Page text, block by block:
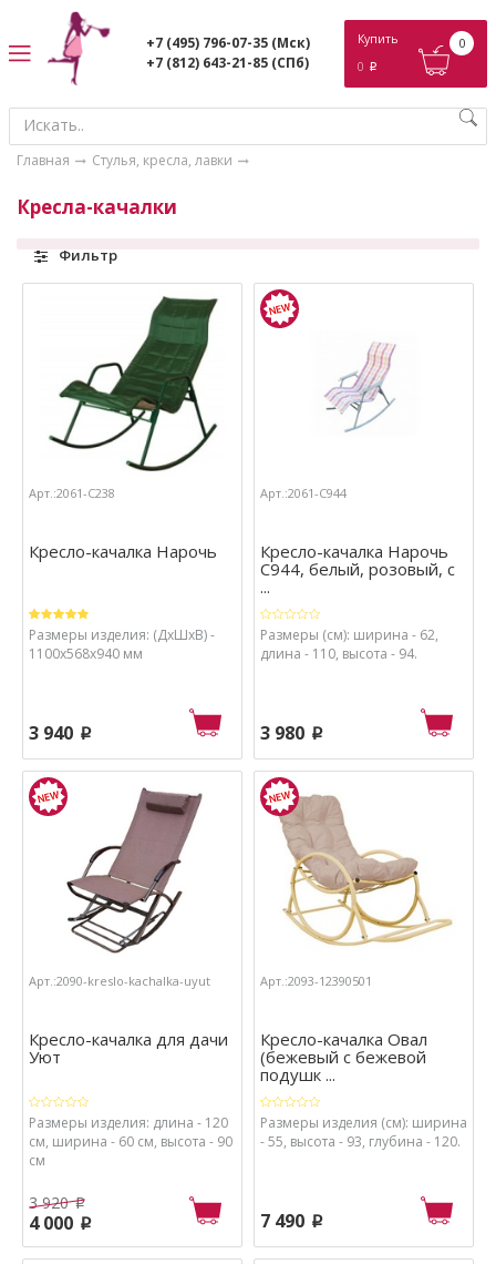
+7 (495) 796-07-35 (Мск)
+7 (812) 643-21-85 (СПб)
Купить
0 p
0
Главная Стулья, кресла, лавки
Кресла-качалки
Фильтр
Арт.:2061-С238
Кресло-качалка Нарочь
Размеры изделия: (ДхШхВ) -
1100х568х940 мм
3 940 p
Арт.:2061-С944
Кресло-качалка Нарочь
С944, белый, розовый, с
...
Размеры (см): ширина - 62,
длина - 110, высота - 94.
3 980 p
Арт.:2090-kreslo-kachalka-uyut
Кресло-качалка для дачи
Уют
Размеры изделия: длина - 120
см, ширина - 60 см, высота - 90
см
3 920 p
4 000 p
Арт.:2093-12390501
Кресло-качалка Овал
(бежевый с бежевой
подушк ...
Размеры изделия (см): ширина
- 55, высота - 93, глубина - 120.
7 490 p